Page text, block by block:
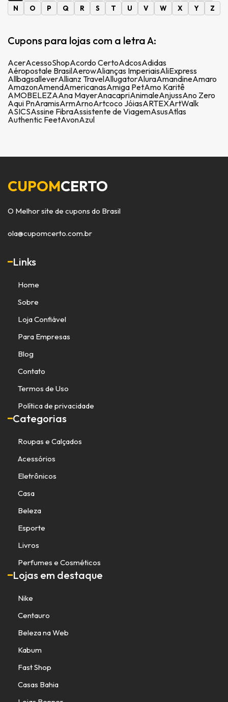
N
O P Q R S T U V W X Y Z
Cupons para lojas com a letra A:
AcerAcessoShopAcordo CertoAdcosAdidas
Aéropostale BrasilAerowAlianças ImperiaisAliExpress
AllbagsalleverAllianz TravelAllugatorAluraAmandineAmaro
AmazonAmendAmericanasAmiga PetAmo Karitê
AMOBELEZAAna MayerAnacapriAnimaleAnjussAno Zero
Aqui PnAramisArmArnoArtcoco JóiasARTEXArtWalk
ASICSAssine FibraAssistente de ViagemAsusAtlas
Authentic FeetAvonAzul
CUPOMCERTO
O Melhor site de cupons do Brasil
ola@cupomcerto.com.br
Links
Home
Sobre
Loja Confiável
Para Empresas
Blog
Contato
Termos de Uso
Política de privacidade
Categorias
Roupas e Calçados
Acessórios
Eletrônicos
Casa
Beleza
Esporte
Livros
Perfumes e Cosméticos
Lojas em destaque
Nike
Centauro
Beleza na Web
Kabum
Fast Shop
Casas Bahia